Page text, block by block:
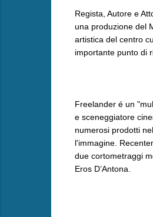
Regista, Autore e
una produzione del
artistica del centro
importante punto di
Freelander é un
e sceneggiatore
numerosi prodotti
l'immagine.
due cortometraggi
Eros D’Antona.